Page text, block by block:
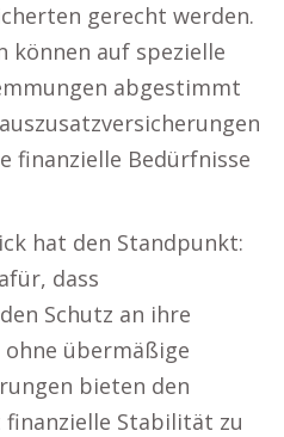
gerecht werden.
können auf spezielle
abgestimmt
finanzielle Bedürfnisse
hat den Standpunkt:
dass
Schutz an ihre
ohne übermäßige
bieten den
Stabilität zu